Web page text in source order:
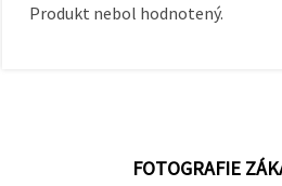
Produkt nebol hodnotený.
FOTOGRAFIE